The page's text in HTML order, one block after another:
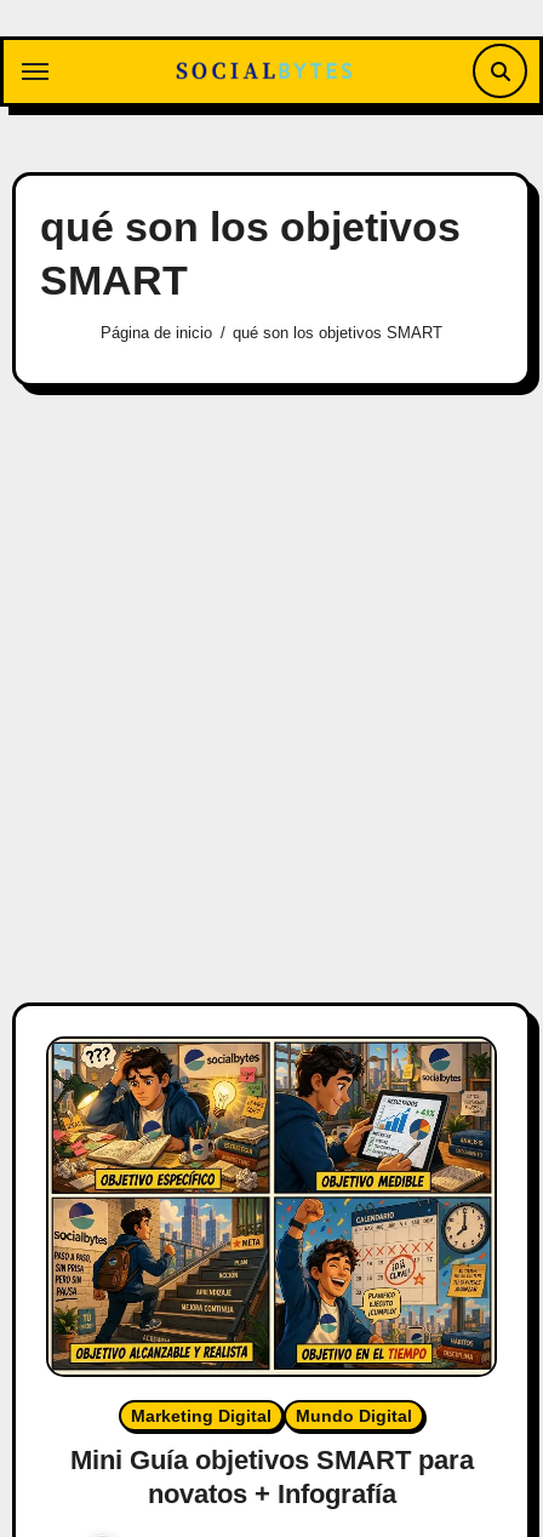
contenido
qué son los objetivos
SMART
Página de inicio qué son los objetivos SMART
Marketing Digital Mundo Digital
Mini Guía objetivos SMART para
novatos + Infografía